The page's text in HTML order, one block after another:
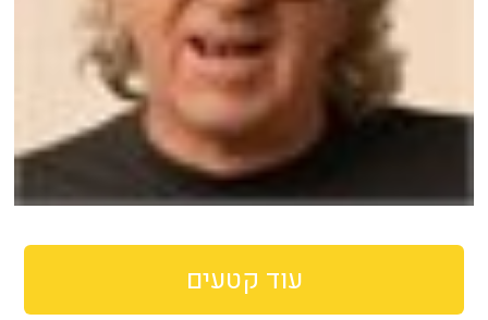
עוד קטעים